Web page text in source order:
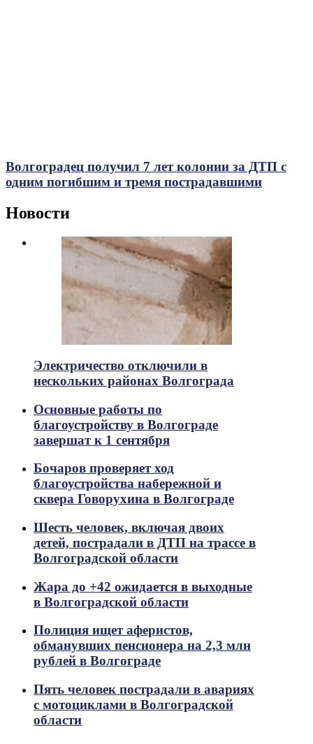
Волгоградец получил 7 лет колонии за ДТП с
одним погибшим и тремя пострадавшими
Новости
Электричество отключили в
нескольких районах Волгограда
Основные работы по
благоустройству в Волгограде
завершат к 1 сентября
Бочаров проверяет ход
благоустройства набережной и
сквера Говорухина в Волгограде
Шесть человек, включая двоих
детей, пострадали в ДТП на трассе в
Волгоградской области
Жара до +42 ожидается в выходные
в Волгоградской области
Полиция ищет аферистов,
обманувших пенсионера на 2,3 млн
рублей в Волгограде
Пять человек пострадали в авариях
с мотоциклами в Волгоградской
области